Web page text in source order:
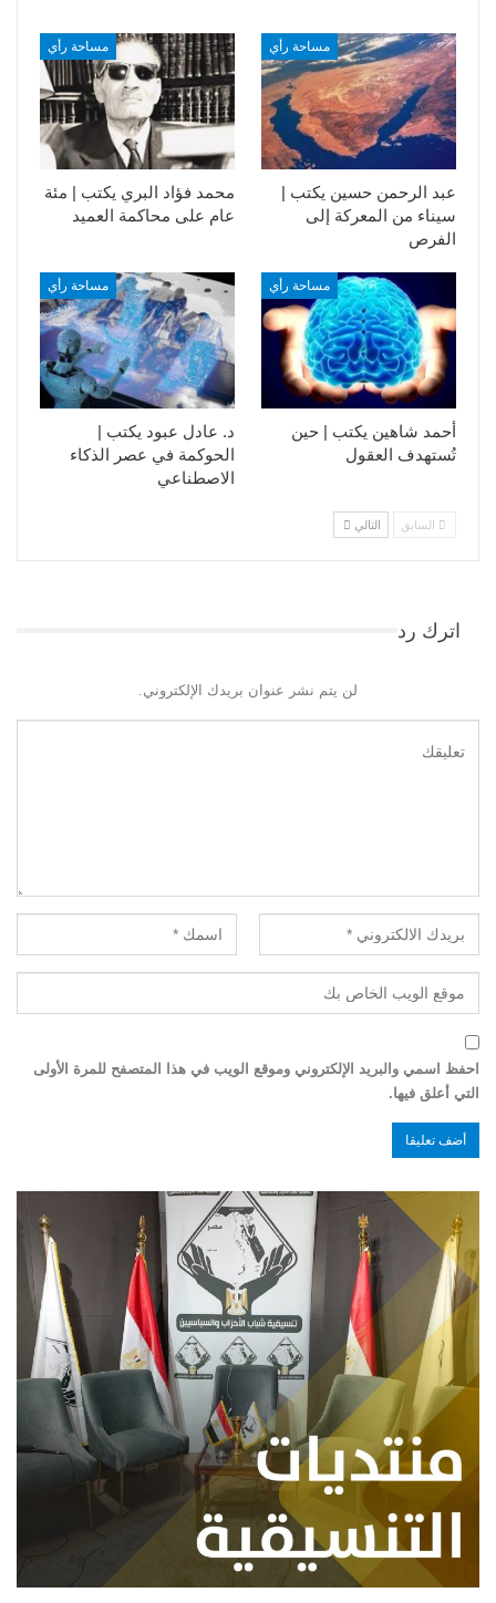
مساحة رأي
محمد فؤاد البري يكتب | مئة
عام على محاكمة العميد
مساحة رأي
عبد الرحمن حسين يكتب |
سيناء من المعركة إلى
الفرص
مساحة رأي
د. عادل عبود يكتب |
الحوكمة في عصر الذكاء
الاصطناعي
مساحة رأي
أحمد شاهين يكتب | حين
تُستهدف العقول
السابق التالي
اترك رد
لن يتم نشر عنوان بريدك الإلكتروني.
احفظ اسمي والبريد الإلكتروني وموقع الويب في هذا المتصفح للمرة الأولى
التي أعلق فيها.